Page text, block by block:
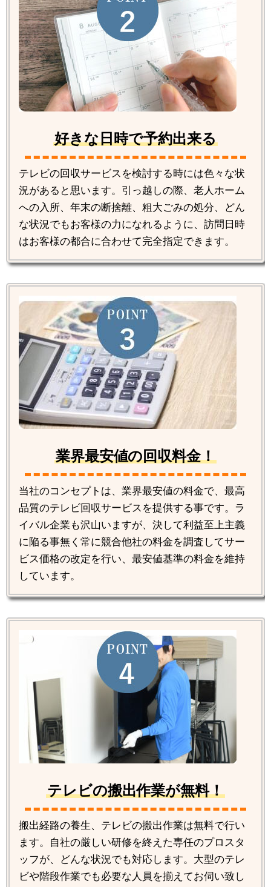
好きな日時で予約出来る
テレビの回収サービスを検討する時には色々な状
況があると思います。引っ越しの際、老人ホーム
への入所、年末の断捨離、粗大ごみの処分、どん
な状況でもお客様の力になれるように、訪問日時
はお客様の都合に合わせて完全指定できます。
業界最安値の回収料金！
当社のコンセプトは、業界最安値の料金で、最高
品質のテレビ回収サービスを提供する事です。ラ
イバル企業も沢山いますが、決して利益至上主義
に陥る事無く常に競合他社の料金を調査してサー
ビス価格の改定を行い、最安値基準の料金を維持
しています。
テレビの搬出作業が無料！
搬出経路の養生、テレビの搬出作業は無料で行い
ます。自社の厳しい研修を終えた専任のプロスタ
ッフが、どんな状況でも対応します。大型のテレ
ビや階段作業でも必要な人員を揃えてお伺い致し